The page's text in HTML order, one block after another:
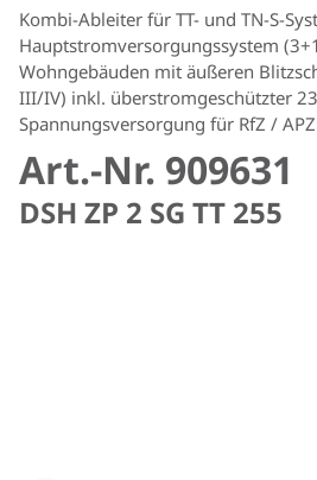
Kombi-Ableiter für TT- und TN-S-
Hauptstromversorgungssystem
Wohngebäuden mit äußeren
III/IV) inkl. überstromgeschützter
Spannungsversorgung für RfZ /
Art.-Nr. 909631
DSH ZP 2 SG TT 255